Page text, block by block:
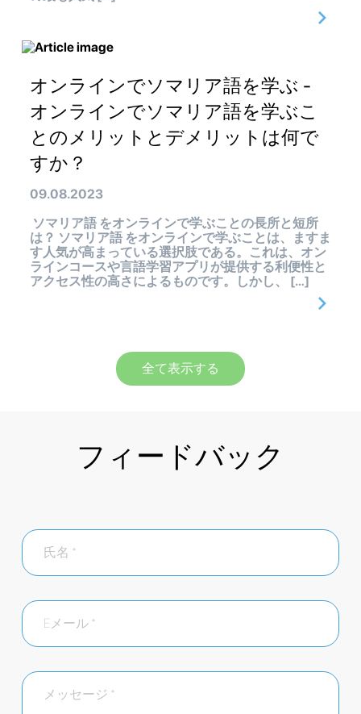
オンラインでソマリア語を学ぶ -
オンラインでソマリア語を学ぶこ
とのメリットとデメリットは何で
すか？
09.08.2023
ソマリア語 をオンラインで学ぶことの長所と短所
は？ ソマリア語 をオンラインで学ぶことは、ますま
す人気が高まっている選択肢である。これは、オン
ラインコースや言語学習アプリが提供する利便性と
アクセス性の高さによるものです。しかし、 […]
全て表示する
フィードバック